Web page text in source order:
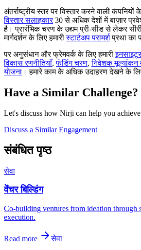
अंतर्राष्ट्रीय स्तर पर विस्तार करने वाली कंपनियों
विस्तार सलाहकार30 से अधिक देशों में बाज़ार
है। प्रारंभिक चरण के उद्यम प्री-सीड से लेकर
मार्गदर्शन के लिए हमारीस्टार्टअप परामर्शप्रथा का
पर अनुसंधान और फ्रेमवर्क के लिए हमारी
विकास रणनीतियाँ,फंडिंग चरण,निवेशक मूल्यांकन
योजना । हमारे काम के अधिक उदाहरण देखने के
Have a Similar Challenge?
Let's discuss how Nirji can help you
Discuss a Similar Engagement
संबंधित पृष्ठ
सेवा
वेंचर बिल्डिंग
Co-building ventures from ideation through
execution.
Read more सेवा